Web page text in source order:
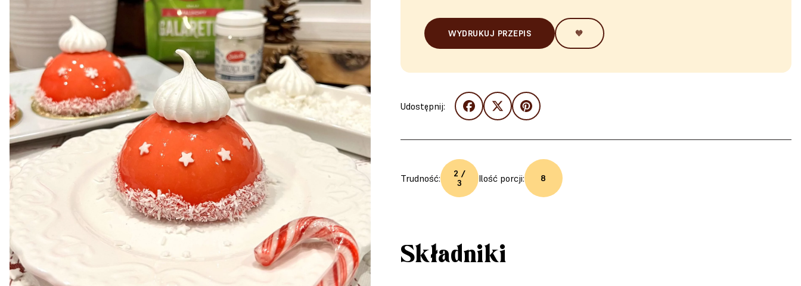
WYDRUKUJ PRZEPIS 🧡
Udostępnij:
Trudność:
2 /
3
Ilość porcji: 8
Składniki